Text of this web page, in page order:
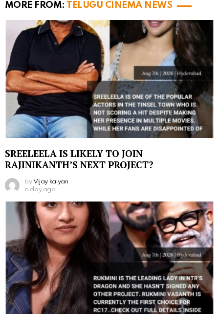
MORE FROM: TELUGU CINEMA NEWS
SREELEELA IS LIKELY TO JOIN
RAJINIKANTH’S NEXT PROJECT?
by Vijay kalyan
a day ago